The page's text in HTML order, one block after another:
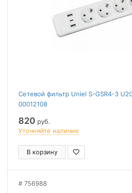
Сетевой фильтр Uniel S-GSR4-3
00012108
820 руб.
Уточняйте наличие
В корзину
756988